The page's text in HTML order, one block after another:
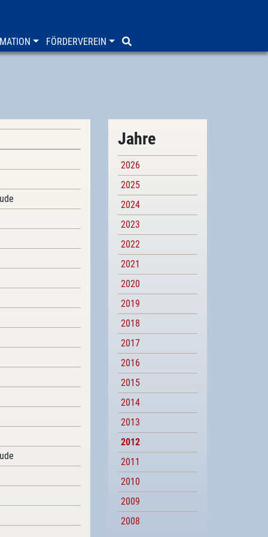
FÖRDERVEREIN
Jahre
2026
2025
2024
2023
2022
2021
2020
2019
2018
2017
2016
2015
2014
2013
2012
2011
2010
2009
2008